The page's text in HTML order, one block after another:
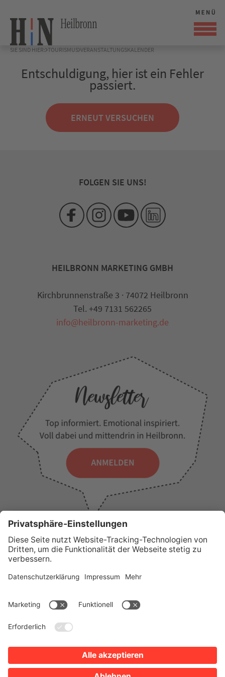
SIE SIND HIER: TOURISMUS VERANSTALTUNGSKALENDER
Entschuldigung, hier ist ein Fehler
passiert.
ERNEUT VERSUCHEN
FOLGEN SIE UNS!
WICHTIGE LINKS
PresseWir über unsTourist-Information
Erklärung zur Barrierefreiheit
Impressum
HEILBRONN MARKETING GMBH
Kirchbrunnenstraße 3 · 74072 Heilbronn
Tel. +49 7131 562265
info@heilbronn-marketing.de